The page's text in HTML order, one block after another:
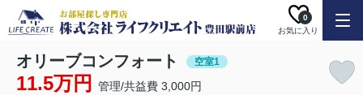
お気に入り
0
オリーブコンフォート 空室1
11.5万円 管理/共益費 3,000円